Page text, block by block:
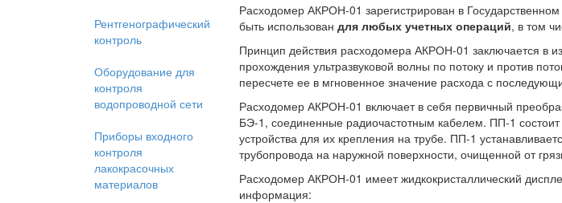
Рентгенографический
контроль
Оборудование для
контроля
водопроводной сети
Приборы входного
контроля
лакокрасочных
материалов
Расходомер АКРОН-01 зарегистрирован в
быть использован для любых учетных операций, в том
Принцип действия расходомера АКРОН-01 заключается в
прохождения ультразвуковой волны по потоку и против
пересчете ее в мгновенное значение расхода с
Расходомер АКРОН-01 включает в себя первичный
БЭ-1, соединенные радиочастотным кабелем. ПП-1 состоит
устройства для их крепления на трубе. ПП-1
трубопровода на наружной поверхности, очищенной от
Расходомер АКРОН-01 имеет жидкокристаллический
информация: